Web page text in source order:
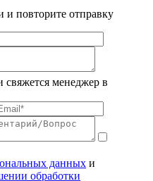
и повторите отправку
менеджер в
данных и
обработки